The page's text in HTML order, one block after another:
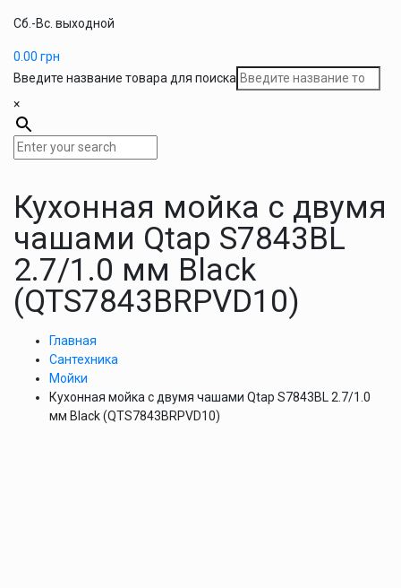
Сб.-Вс. выходной
0.00 грн
Введите название товара для поиска
×
Кухонная мойка с двумя
чашами Qtap S7843BL
2.7/1.0 мм Black
(QTS7843BRPVD10)
Главная
Сантехника
Мойки
Кухонная мойка с двумя чашами Qtap S7843BL 2.7/1.0
мм Black (QTS7843BRPVD10)